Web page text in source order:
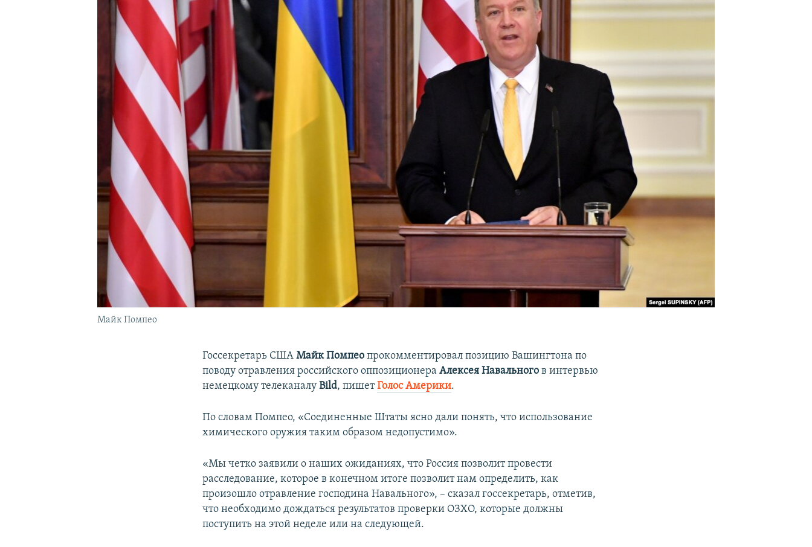
УКРАИНСКАЯ ПРОБЛЕМА КРЫМА
Майк Помпео
Госсекретарь СШАМайк Помпео прокомментировал позицию Вашингтона по
поводу отравления российского оппозиционераАлексея Навального в интервью
немецкому телеканалуBild, пишетГолос Америки.
По словам Помпео, «Соединенные Штаты ясно дали понять, что использование
химического оружия таким образом недопустимо».
«Мы четко заявили о наших ожиданиях, что Россия позволит провести
расследование, которое в конечном итоге позволит нам определить, как
произошло отравление господина Навального», – сказал госсекретарь, отметив,
что необходимо дождаться результатов проверки ОЗХО, которые должны
поступить на этой неделе или на следующей.